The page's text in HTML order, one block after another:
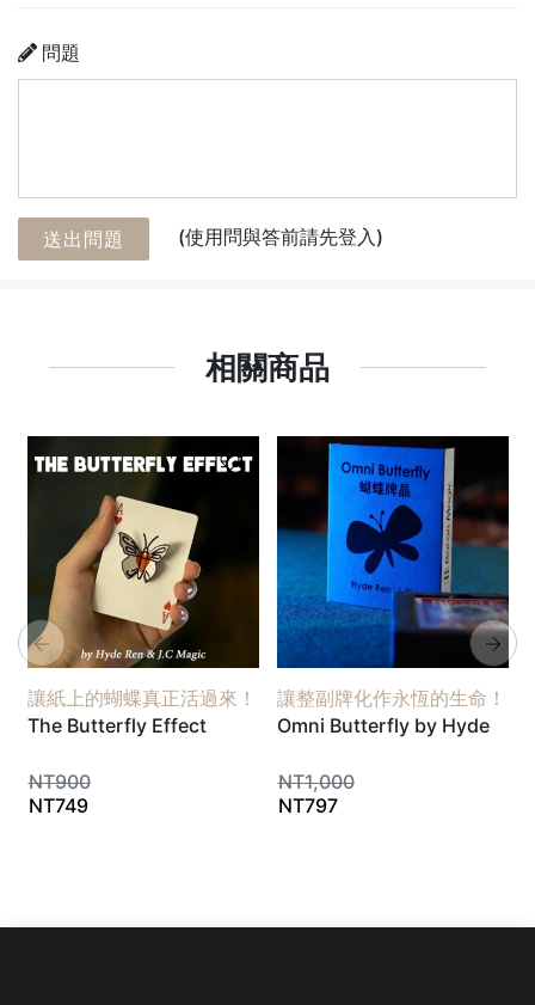
問題
送出問題 (使用問與答前請先登入)
相關商品
讓紙上的蝴蝶真正活過來！
The Butterfly Effect
NT900
NT749
讓整副牌化作永恆的生命！
Omni Butterfly by Hyde
NT1,000
NT797